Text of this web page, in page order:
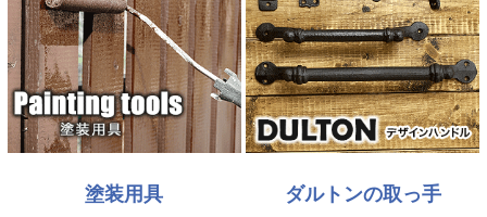
塗装用具 ダルトンの取っ手